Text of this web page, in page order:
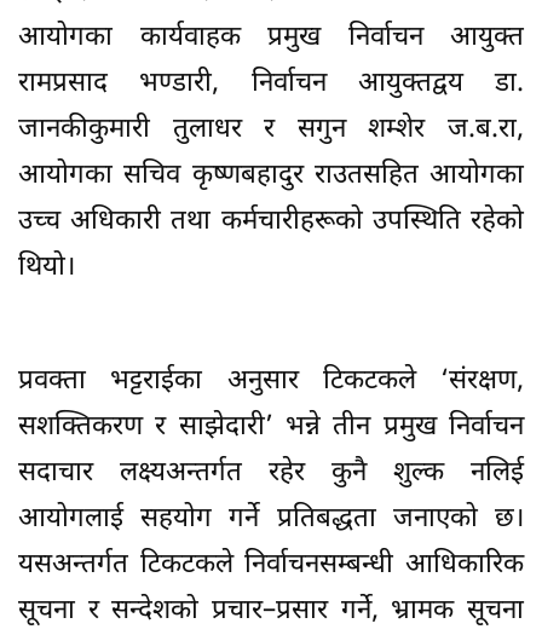
आयोगका कार्यवाहक प्रमुख निर्वाचन आयुक्त
रामप्रसाद भण्डारी, निर्वाचन आयुक्तद्वय डा.
जानकीकुमारी तुलाधर र सगुन शम्शेर ज.ब.रा,
आयोगका सचिव कृष्णबहादुर राउतसहित आयोगका
उच्च अधिकारी तथा कर्मचारीहरूको उपस्थिति रहेको
थियो।
प्रवक्ता भट्टराईका अनुसार टिकटकले ‘संरक्षण,
सशक्तिकरण र साझेदारी’ भन्ने तीन प्रमुख निर्वाचन
सदाचार लक्ष्यअन्तर्गत रहेर कुनै शुल्क नलिई
आयोगलाई सहयोग गर्ने प्रतिबद्धता जनाएको छ।
यसअन्तर्गत टिकटकले निर्वाचनसम्बन्धी आधिकारिक
सूचना र सन्देशको प्रचार–प्रसार गर्ने, भ्रामक सूचना